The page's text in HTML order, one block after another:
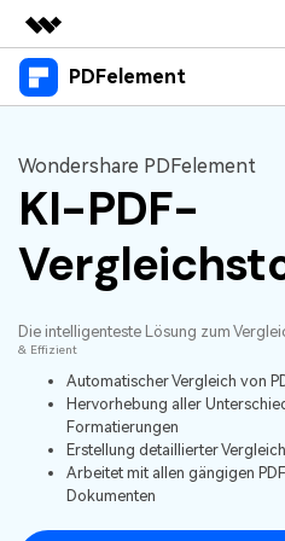
Top-Produkte
Dienstprogramme
Lösungen
Über uns
Presseraum
Support
PDFelement
Desktop
PDFelement für Mac
Mobile App
PDFelement für iPhone/
PDFelement für Android
Cloud
Lösungen
Benutzer im
PDF erstellen
PDF kombinieren
PDF drucken
Ressourcen
How-Tos
Mac-Software
OCR PDF Tipps
Business
KMU von 1-10p
10p+ Unternehmen
Wondershare PDFelement
KI-PDF-
Die intelligenteste Lösung zum
& Effizient
Automatischer Vergleich von
Hervorhebung aller
Formatierungen
Erstellung detaillierter
Arbeitet mit allen gängigen
Dokumenten